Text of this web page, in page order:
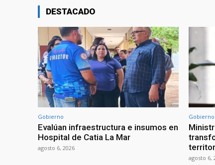
DESTACADO
Gobierno
Evalúan infraestructura e insumos en
Hospital de Catia La Mar
agosto 6, 2026
Gobierno
agosto 6,